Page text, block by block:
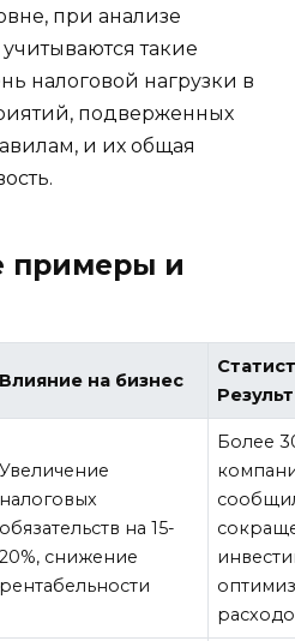
при анализе
такие
налоговой нагрузки в
подверженных
и их общая
примеры и
Влияние на бизнес
Увеличение
налоговых
обязательств на 15-
20%, снижение
рентабельности
Более